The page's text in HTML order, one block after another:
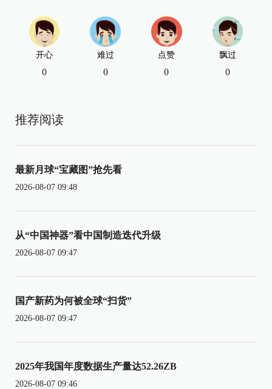
开心
0
难过
0
点赞
0
飘过
0
推荐阅读
最新月球“宝藏图”抢先看
2026-08-07 09:48
从“中国神器”看中国制造迭代升级
2026-08-07 09:47
国产新药为何被全球“扫货”
2026-08-07 09:47
2025年我国年度数据生产量达52.26ZB
2026-08-07 09:46